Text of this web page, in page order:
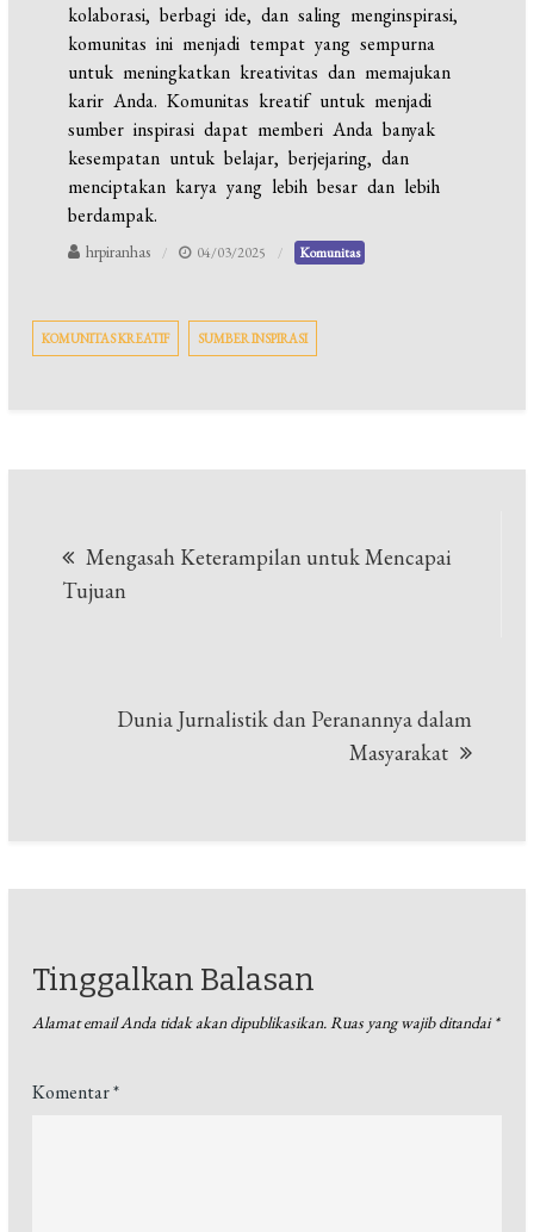
kolaborasi, berbagi ide, dan saling menginspirasi,
komunitas ini menjadi tempat yang sempurna
untuk meningkatkan kreativitas dan memajukan
karir Anda. Komunitas kreatif untuk menjadi
sumber inspirasi dapat memberi Anda banyak
kesempatan untuk belajar, berjejaring, dan
menciptakan karya yang lebih besar dan lebih
berdampak.
hrpiranhas 04/03/2025 Komunitas
KOMUNITAS KREATIF SUMBER INSPIRASI
pos
Mengasah Keterampilan untuk Mencapai
Tujuan
Dunia Jurnalistik dan Peranannya dalam
Masyarakat
Tinggalkan Balasan
Alamat email Anda tidak akan dipublikasikan.Ruas yang wajib ditandai*
Komentar*